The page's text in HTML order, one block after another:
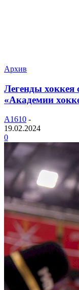
Архив
Легенды хоккея
«Академии
A1610 -
19.02.2024
0